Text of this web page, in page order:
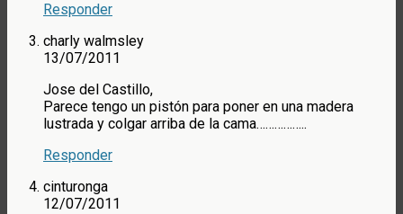
Responder
charly walmsley
13/07/2011
Jose del Castillo,
Parece tengo un pistón para poner en una madera
lustrada y colgar arriba de la cama……………..
Responder
cinturonga
12/07/2011